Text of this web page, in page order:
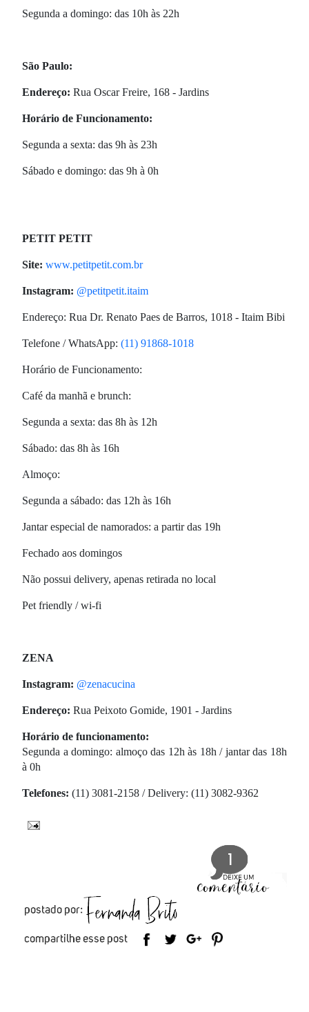
Segunda a domingo: das 10h às 22h
São Paulo:
Endereço: Rua Oscar Freire, 168 - Jardins
Horário de Funcionamento:
Segunda a sexta: das 9h às 23h
Sábado e domingo: das 9h à 0h
PETIT PETIT
Site: www.petitpetit.com.br
Instagram: @petitpetit.itaim
Endereço: Rua Dr. Renato Paes de Barros, 1018 - Itaim Bibi
Telefone / WhatsApp: (11) 91868-1018
Horário de Funcionamento:
Café da manhã e brunch:
Segunda a sexta: das 8h às 12h
Sábado: das 8h às 16h
Almoço:
Segunda a sábado: das 12h às 16h
Jantar especial de namorados: a partir das 19h
Fechado aos domingos
Não possui delivery, apenas retirada no local
Pet friendly / wi-fi
ZENA
Instagram: @zenacucina
Endereço: Rua Peixoto Gomide, 1901 - Jardins
Horário de funcionamento:
Segunda a domingo: almoço das 12h às 18h / jantar das 18h
à 0h
Telefones: (11) 3081-2158 / Delivery: (11) 3082-9362
1